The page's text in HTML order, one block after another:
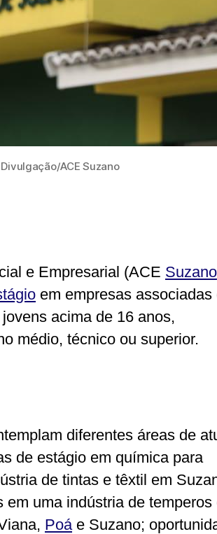
Divulgação/ACE Suzano
e Empresarial (ACE Suzano
em empresas associadas
acima de 16 anos,
médio, técnico ou superior.
diferentes áreas de
de estágio em química para
de tintas e têxtil em
em uma indústria de temperos
Poá e Suzano;